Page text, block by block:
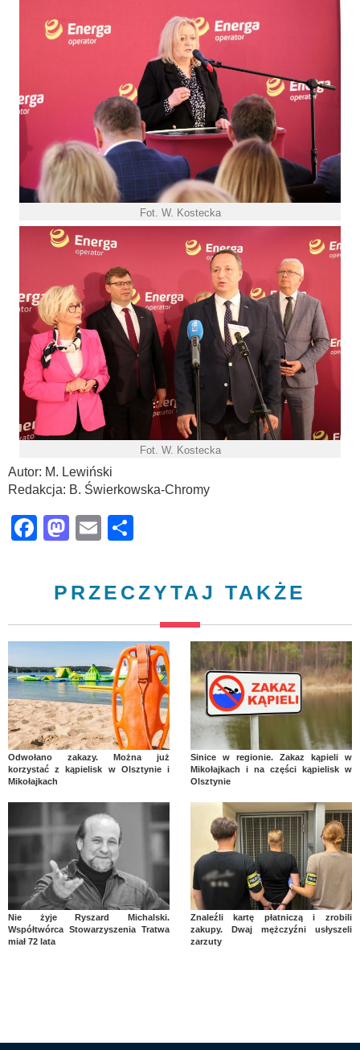
Fot. W. Kostecka
Fot. W. Kostecka
Autor: M. Lewiński
Redakcja: B. Świerkowska-Chromy
Facebook
Mastodon
Email
PRZECZYTAJ TAKŻE
Odwołano zakazy. Można już
korzystać z kąpielisk w Olsztynie i
Mikołajkach
Sinice w regionie. Zakaz kąpieli w
Mikołajkach i na części kąpielisk w
Olsztynie
Nie żyje Ryszard Michalski.
Współtwórca Stowarzyszenia Tratwa
miał 72 lata
Znaleźli kartę płatniczą i zrobili
zakupy. Dwaj mężczyźni usłyszeli
zarzuty